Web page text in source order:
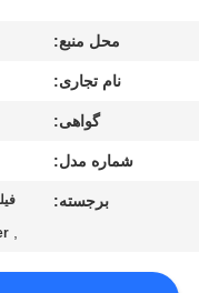
تماس
درخواست
محل منبع:
نام تجاری:
گواهی:
شماره مدل:
برجسته:
,